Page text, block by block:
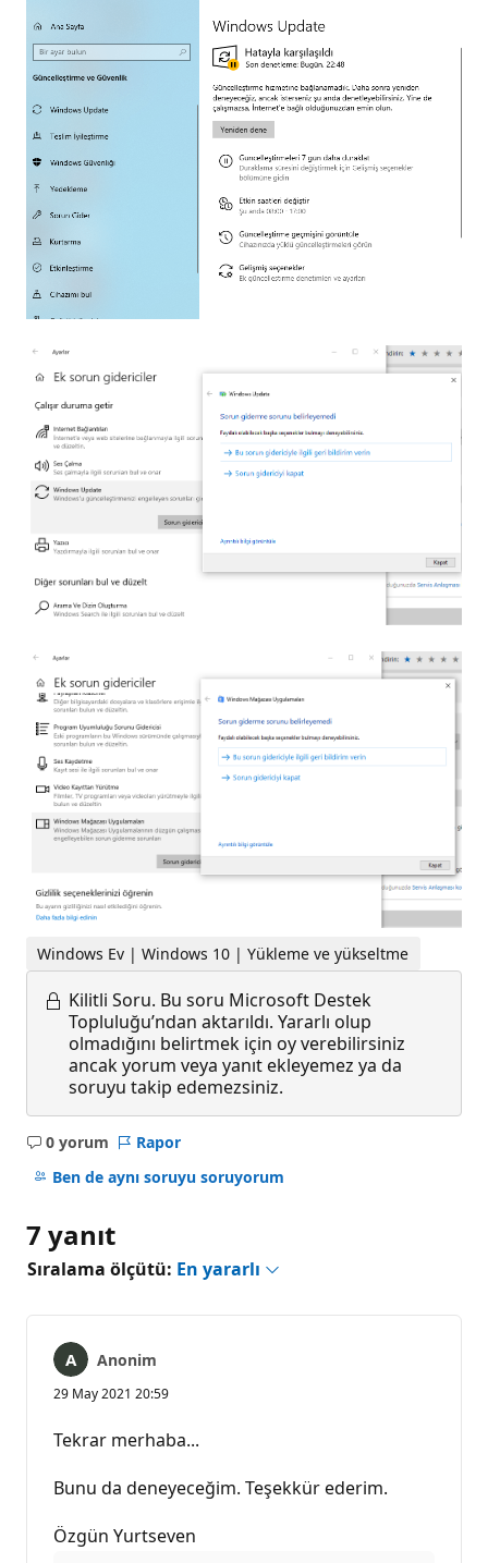
Windows Ev | Windows 10 | Yükleme ve yükseltme
Kilitli Soru. Bu soru Microsoft Destek
Topluluğu’ndan aktarıldı. Yararlı olup
olmadığını belirtmek için oy verebilirsiniz
ancak yorum veya yanıt ekleyemez ya da
soruyu takip edemezsiniz.
0 yorum
Açıklama
yok
Rapor
Ben de aynı soruyu soruyorum
7 yanıt
Sıralama ölçütü: En yararlı
Anonim
29 May 2021 20:59
Tekrar merhaba...
Bunu da deneyeceğim. Teşekkür ederim.
Özgün Yurtseven